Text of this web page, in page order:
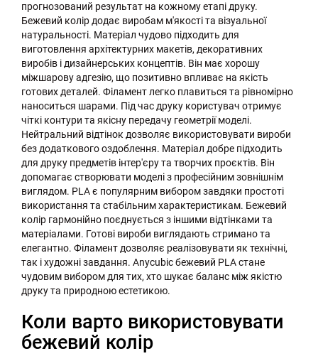
прогнозований результат на кожному етапі друку.
Бежевий колір додає виробам м'якості та візуальної
натуральності. Матеріал чудово підходить для
виготовлення архітектурних макетів, декоративних
виробів і дизайнерських концептів. Він має хорошу
міжшарову адгезію, що позитивно впливає на якість
готових деталей. Філамент легко плавиться та рівномірно
наноситься шарами. Під час друку користувач отримує
чіткі контури та якісну передачу геометрії моделі.
Нейтральний відтінок дозволяє використовувати вироби
без додаткового оздоблення. Матеріал добре підходить
для друку предметів інтер'єру та творчих проєктів. Він
допомагає створювати моделі з професійним зовнішнім
виглядом. PLA є популярним вибором завдяки простоті
використання та стабільним характеристикам. Бежевий
колір гармонійно поєднується з іншими відтінками та
матеріалами. Готові вироби виглядають стримано та
елегантно. Філамент дозволяє реалізовувати як технічні,
так і художні завдання. Anycubic бежевий PLA стане
чудовим вибором для тих, хто шукає баланс між якістю
друку та природною естетикою.
Коли варто використовувати
бежевий колір